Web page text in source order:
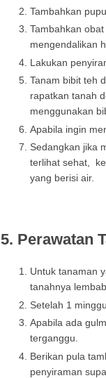
Tambahkan
Tambahkan
mengendalikan
Lakukan
Tanam bibit teh
rapatkan tanah
menggunakan
Apabila ingin
Sedangkan jika
terlihat sehat,
yang berisi air.
5. Perawatan
Untuk tanaman
tanahnya lembab.
Setelah 1
Apabila ada
terganggu.
Berikan pula
penyiraman